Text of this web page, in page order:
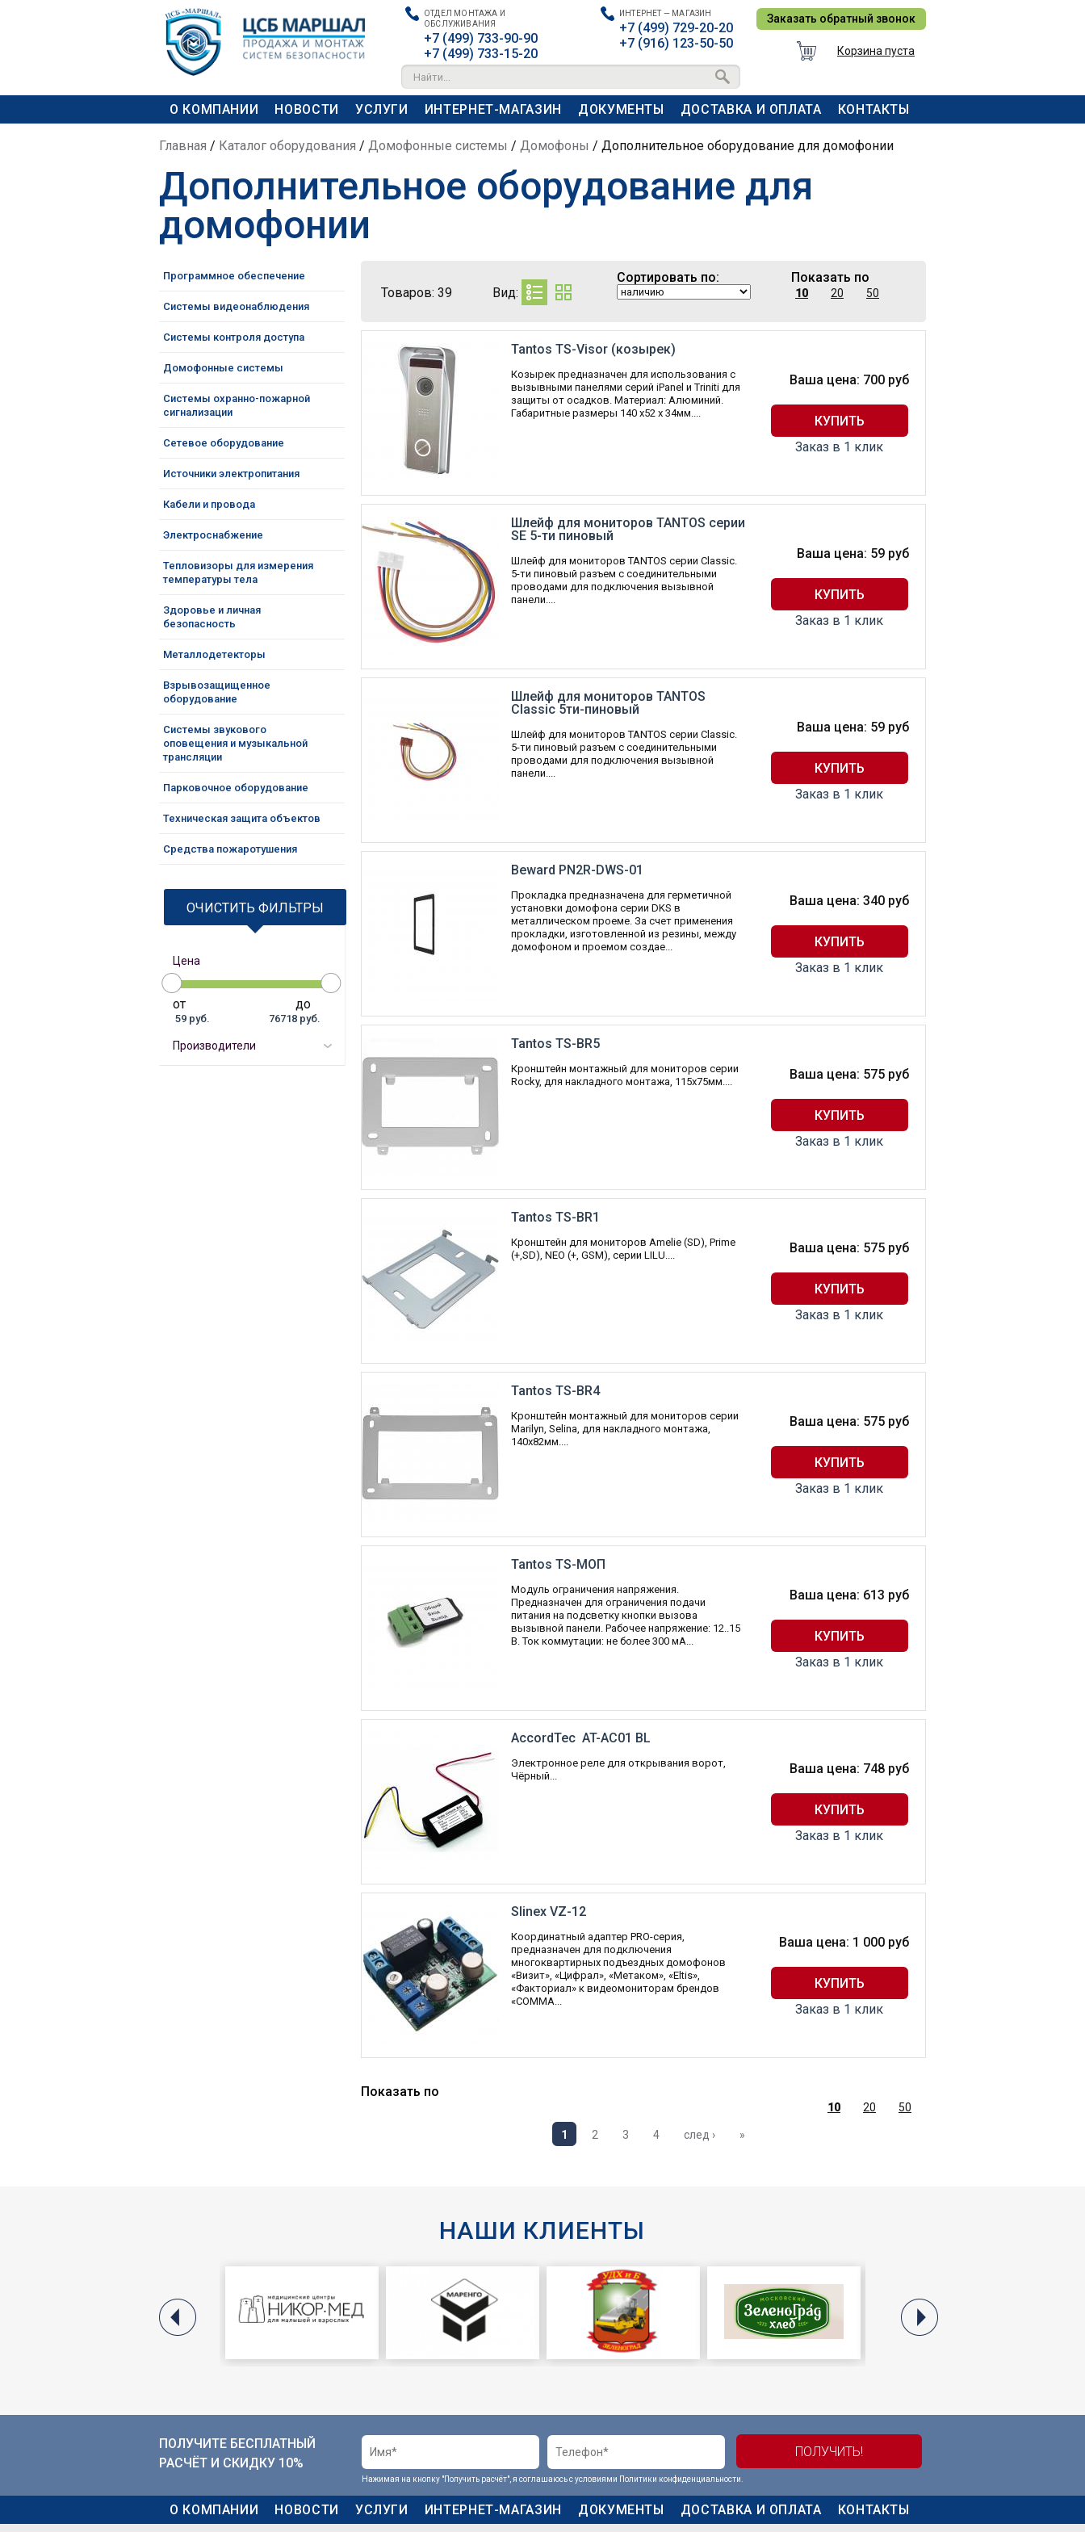
Заказать обратный звонок
Корзина пуста
ОТДЕЛ МОНТАЖА И
ОБСЛУЖИВАНИЯ
+7 (499) 733-90-90
+7 (499) 733-15-20
ИНТЕРНЕТ — МАГАЗИН
+7 (499) 729-20-20
+7 (916) 123-50-50
Найти...
MAIN MENU
О КОМПАНИИ НОВОСТИ УСЛУГИ ИНТЕРНЕТ-МАГАЗИН ДОКУМЕНТЫ ДОСТАВКА И ОПЛАТА КОНТАКТЫ
YOU ARE HERE
Главная / Каталог оборудования / Домофонные системы / Домофоны / Дополнительное оборудование для домофонии
Дополнительное оборудование для
домофонии
Товаров: 39 Вид:
Сортировать по: Показать по
10 20 50
Tantos TS-Visor (козырек)
Козырек предназначен для использования с
вызывными панелями серий iPanel и Triniti для
защиты от осадков. Материал: Алюминий.
Габаритные размеры 140 х52 х 34мм....
Ваша цена: 700 руб
Заказ в 1 клик
Шлейф для мониторов TANTOS серии
SE 5-ти пиновый
Шлейф для мониторов TANTOS серии Classic.
5-ти пиновый разъем c соединительными
проводами для подключения вызывной
панели....
Ваша цена: 59 руб
Заказ в 1 клик
Шлейф для мониторов TANTOS
Classic 5ти-пиновый
Шлейф для мониторов TANTOS серии Classic.
5-ти пиновый разъем c соединительными
проводами для подключения вызывной
панели....
Ваша цена: 59 руб
Заказ в 1 клик
Beward PN2R-DWS-01
Прокладка предназначена для герметичной
установки домофона серии DKS в
металлическом проеме. За счет применения
прокладки, изготовленной из резины, между
домофоном и проемом создае...
Ваша цена: 340 руб
Заказ в 1 клик
Tantos TS-BR5
Кронштейн монтажный для мониторов серии
Rocky, для накладного монтажа, 115х75мм....
Ваша цена: 575 руб
Заказ в 1 клик
Tantos TS-BR1
Кронштейн для мониторов Amelie (SD), Prime
(+,SD), NEO (+, GSM), серии LILU....
Ваша цена: 575 руб
Заказ в 1 клик
Tantos TS-BR4
Кронштейн монтажный для мониторов серии
Marilyn, Selina, для накладного монтажа,
140х82мм....
Ваша цена: 575 руб
Заказ в 1 клик
Tantos TS-МОП
Модуль ограничения напряжения.
Предназначен для ограничения подачи
питания на подсветку кнопки вызова
вызывной панели. Рабочее напряжение: 12..15
В. Ток коммутации: не более 300 мА...
Ваша цена: 613 руб
Заказ в 1 клик
AccordTec AT-AC01 BL
Электронное реле для открывания ворот,
Чёрный...
Ваша цена: 748 руб
Заказ в 1 клик
Slinex VZ-12
Координатный адаптер PRO-серия,
предназначен для подключения
многоквартирных подъездных домофонов
«Визит», «Цифрал», «Метаком», «Eltis»,
«Факториал» к видеомониторам брендов
«COMMA...
Ваша цена: 1 000 руб
Заказ в 1 клик
Показать по
10 20 50
1 2 3 4 след › »
Программное обеспечение
Системы видеонаблюдения
Системы контроля доступа
Домофонные системы
Системы охранно-пожарной
сигнализации
Сетевое оборудование
Источники электропитания
Кабели и провода
Электроснабжение
Тепловизоры для измерения
температуры тела
Здоровье и личная
безопасность
Металлодетекторы
Взрывозащищенное
оборудование
Системы звукового
оповещения и музыкальной
трансляции
Парковочное оборудование
Техническая защита объектов
Средства пожаротушения
ОЧИСТИТЬ ФИЛЬТРЫ
Цена
от
59 руб.
до
76718 руб.
Производители
НАШИ КЛИЕНТЫ
ПОЛУЧИТЕ БЕСПЛАТНЫЙ
РАСЧЁТ И СКИДКУ 10%
Нажимая на кнопку "Получить расчёт", я соглашаюсь с условиями Политики конфиденциальности
MAIN MENU
О КОМПАНИИ НОВОСТИ УСЛУГИ ИНТЕРНЕТ-МАГАЗИН ДОКУМЕНТЫ ДОСТАВКА И ОПЛАТА КОНТАКТЫ